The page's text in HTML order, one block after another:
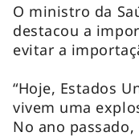
O ministro da
destacou a
evitar a
“Hoje, Estados
vivem uma
No ano